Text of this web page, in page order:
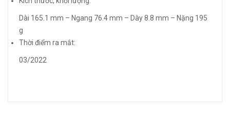
Dài 165.1 mm – Ngang 76.4 mm – Dày 8.8 mm – Nặng 195
g
Thời điểm ra mắt:
03/2022